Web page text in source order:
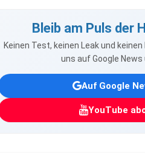
Bleib am Puls der
Keinen Test, keinen Leak und
uns auf Google News
Auf Google
YouTube